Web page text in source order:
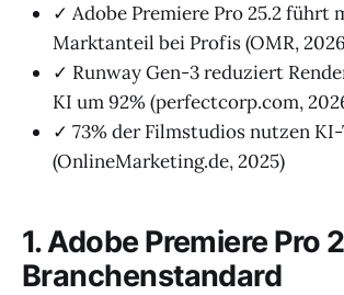
✓ Adobe Premiere Pro 25.2 führt
Marktanteil bei Profis (OMR,
✓ Runway Gen-3 reduziert
KI um 92% (perfectcorp.com,
✓ 73% der Filmstudios nutzen
(OnlineMarketing.de, 2025)
1. Adobe Premiere Pro
Branchenstandard